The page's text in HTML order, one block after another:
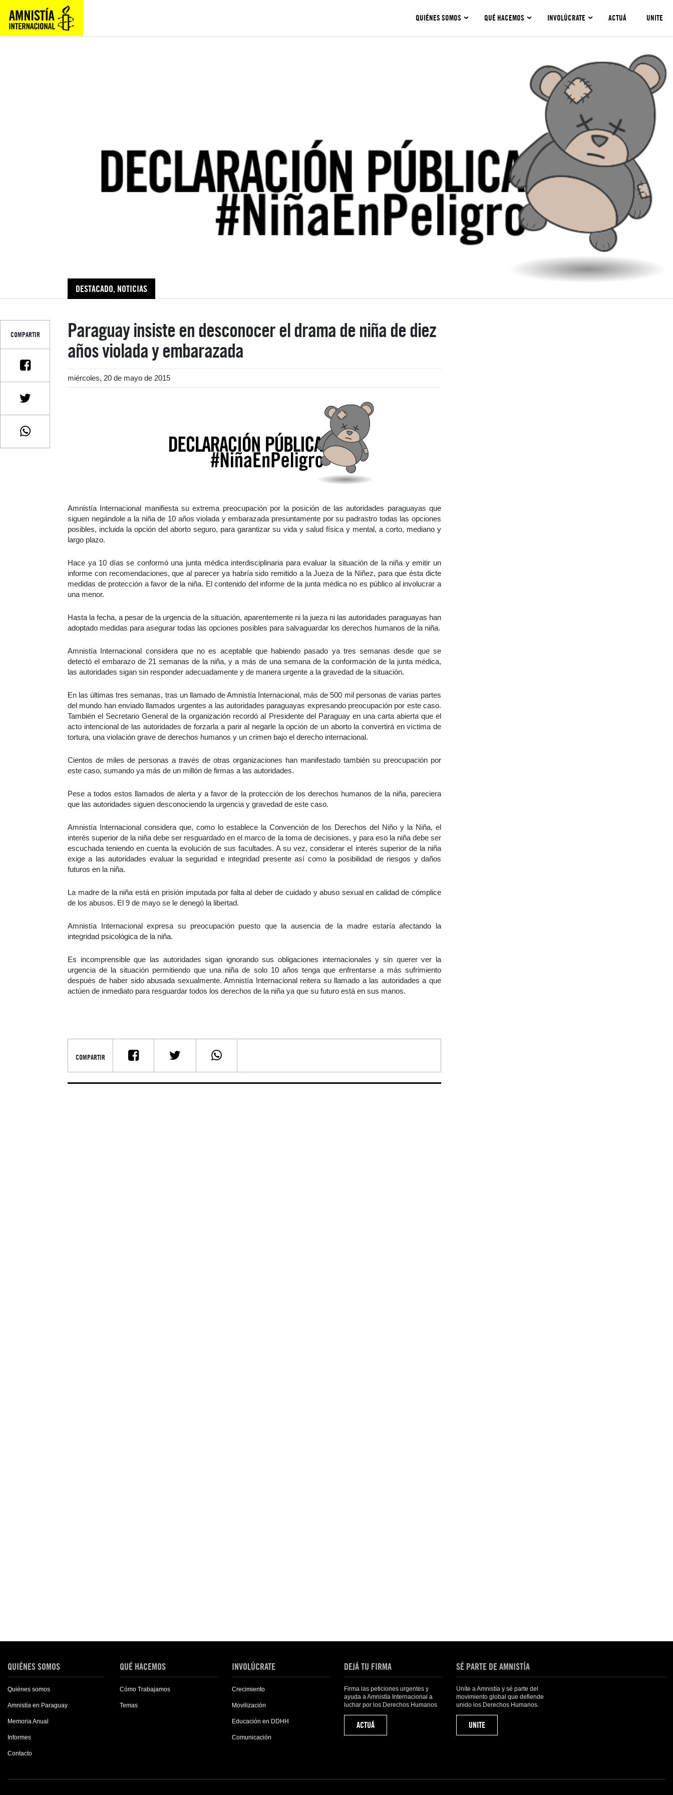
QUIÉNES SOMOS QUÉ HACEMOS INVOLÚCRATE ACTUÁ UNITE
DESTACADO, NOTICIAS
Paraguay insiste en desconocer el drama de niña de diez
años violada y embarazada
miércoles, 20 de mayo de 2015
COMPARTIR
Amnistía Internacional manifiesta su extrema preocupación por la posición de las autoridades paraguayas que
siguen negándole a la niña de 10 años violada y embarazada presuntamente por su padrastro todas las opciones
posibles, incluida la opción del aborto seguro, para garantizar su vida y salud física y mental, a corto, mediano y
largo plazo.
Hace ya 10 días se conformó una junta médica interdisciplinaria para evaluar la situación de la niña y emitir un
informe con recomendaciones, que al parecer ya habría sido remitido a la Jueza de la Niñez, para que ésta dicte
medidas de protección a favor de la niña. El contenido del informe de la junta médica no es público al involucrar a
una menor.
Hasta la fecha, a pesar de la urgencia de la situación, aparentemente ni la jueza ni las autoridades paraguayas han
adoptado medidas para asegurar todas las opciones posibles para salvaguardar los derechos humanos de la niña.
Amnistía Internacional considera que no es aceptable que habiendo pasado ya tres semanas desde que se
detectó el embarazo de 21 semanas de la niña, y a más de una semana de la conformación de la junta médica,
las autoridades sigan sin responder adecuadamente y de manera urgente a la gravedad de la situación.
En las últimas tres semanas, tras un llamado de Amnistía Internacional, más de 500 mil personas de varias partes
del mundo han enviado llamados urgentes a las autoridades paraguayas expresando preocupación por este caso.
También el Secretario General de la organización recordó al Presidente del Paraguay en una carta abierta que el
acto intencional de las autoridades de forzarla a parir al negarle la opción de un aborto la convertirá en víctima de
tortura, una violación grave de derechos humanos y un crimen bajo el derecho internacional.
Cientos de miles de personas a través de otras organizaciones han manifestado también su preocupación por
este caso, sumando ya más de un millón de firmas a las autoridades.
Pese a todos estos llamados de alerta y a favor de la protección de los derechos humanos de la niña, pareciera
que las autoridades siguen desconociendo la urgencia y gravedad de este caso.
Amnistía Internacional considera que, como lo establece la Convención de los Derechos del Niño y la Niña, el
interés superior de la niña debe ser resguardado en el marco de la toma de decisiones, y para eso la niña debe ser
escuchada teniendo en cuenta la evolución de sus facultades. A su vez, considerar el interés superior de la niña
exige a las autoridades evaluar la seguridad e integridad presente así como la posibilidad de riesgos y daños
futuros en la niña.
La madre de la niña está en prisión imputada por falta al deber de cuidado y abuso sexual en calidad de cómplice
de los abusos. El 9 de mayo se le denegó la libertad.
Amnistía Internacional expresa su preocupación puesto que la ausencia de la madre estaría afectando la
integridad psicológica de la niña.
Es incomprensible que las autoridades sigan ignorando sus obligaciones internacionales y sin querer ver la
urgencia de la situación permitiendo que una niña de solo 10 años tenga que enfrentarse a más sufrimiento
después de haber sido abusada sexualmente. Amnistía Internacional reitera su llamado a las autoridades a que
actúen de inmediato para resguardar todos los derechos de la niña ya que su futuro está en sus manos.
COMPARTIR
QUIÉNES SOMOS
Quiénes somos
Amnistía en Paraguay
Memoria Anual
Informes
Contacto
QUÉ HACEMOS
Cómo Trabajamos
Temas
INVOLÚCRATE
Crecimiento
Movilización
Educación en DDHH
Comunicación
DEJÁ TU FIRMA
Firma las peticiones urgentes y
ayuda a Amnistía Internacional a
luchar por los Derechos Humanos
ACTUÁ
SÉ PARTE DE AMNISTÍA
Uníte a Amnistía y sé parte del
movimiento global que defiende
unido los Derechos Humanos.
UNITE